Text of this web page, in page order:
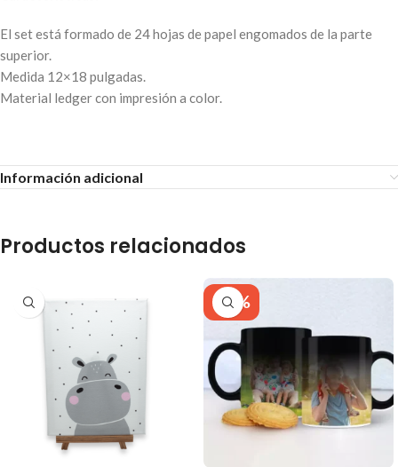
El set está formado de 24 hojas de papel engomados de la parte
superior.
Medida 12×18 pulgadas.
Material ledger con impresión a color.
Información adicional
Productos relacionados
-31%